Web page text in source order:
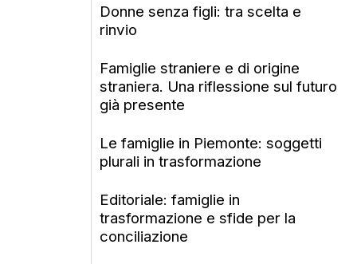
Donne senza figli: tra scelta e
rinvio
Famiglie straniere e di origine
straniera. Una riflessione sul futuro
già presente
Le famiglie in Piemonte: soggetti
plurali in trasformazione
Editoriale: famiglie in
trasformazione e sfide per la
conciliazione